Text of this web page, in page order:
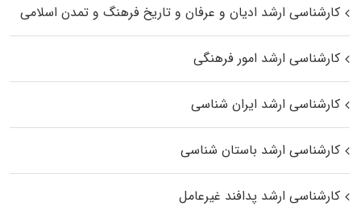
کارشناسی ارشد ادیان و عرفان و تاریخ فرهنگ و تمدن اسلامی
کارشناسی ارشد امور فرهنگی
کارشناسی ارشد ایران شناسی
کارشناسی ارشد باستان شناسی
کارشناسی ارشد پدافند غیرعامل